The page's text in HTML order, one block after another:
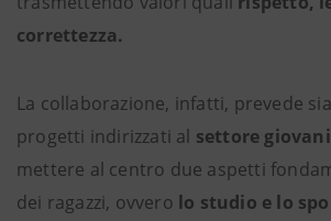
correttezza.
La collaborazione, infatti, prevede
progetti indirizzati al settore
mettere al centro due aspetti
dei ragazzi, ovvero lo studio e lo